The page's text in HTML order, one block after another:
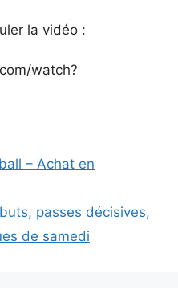
la vidéo :
watch?
– Achat en
passes décisives,
de samedi